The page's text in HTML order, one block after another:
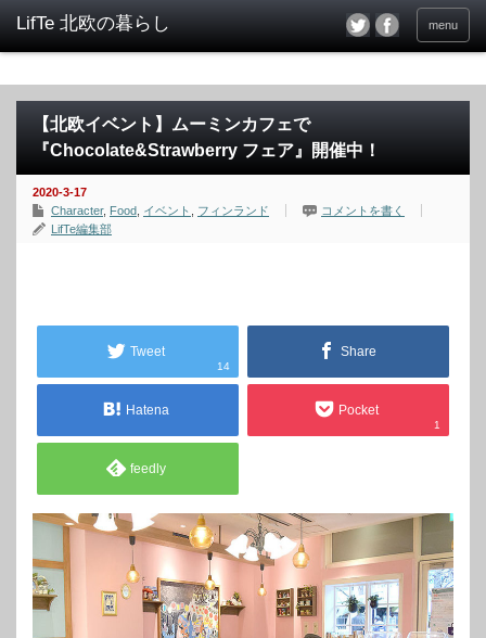
menu
【北欧イベント】ムーミンカフェで
『Chocolate&Strawberry フェア』開催中！
2020-3-17
Character, Food イベント フィンランド
コメントを書く
LifTe編集部
Tweet
14
Share
Hatena Pocket
1
feedly